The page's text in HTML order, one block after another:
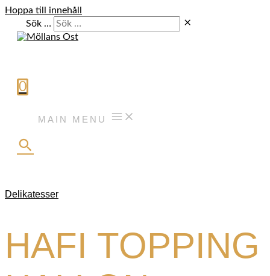
Hoppa till innehåll
Sök …
0
MAIN MENU
Delikatesser
HAFI TOPPING